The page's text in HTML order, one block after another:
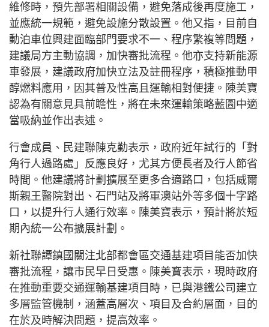
維修時，預先部署相關設備，避免落成後再度施工，
並應統一規範，避免設施分散設置。他又指，目前自
動泊車位興建面臨部門要求不一、程序繁複等問題，
建議局方主動協調，加快審批流程。他亦支持新能源
車發展，建議政府加快立法及註冊程序，積極推動甲
醇燃料應用，因其普及性高且運輸相對便捷。陳美寶
認為有關意見具前瞻性，將在未來運輸策略藍圖中適
當吸納並作出表述。
行會成員、民建聯陳克勤表示，政府近年試行的「對
角行人過路處」反應良好，尤其方便長者及行人節省
時間。他建議將計劃擴展至更多合適路口，包括威爾
斯親王醫院對出、石門站及將軍澳站外等多個十字路
口，以提升行人通行效率。陳美寶表示，預計將於短
期內統一公布擴展計劃。
新社聯譚鎮國關注北部都會區交通基建項目能否加快
審批流程，讓市民早日受惠。陳美寶表示，現時政府
在推動重要交通運輸基建項目時，已與港鐵公司建立
多層監管機制，涵蓋高層次、項目及合約層面，目的
在於及時解決問題，提高效率。